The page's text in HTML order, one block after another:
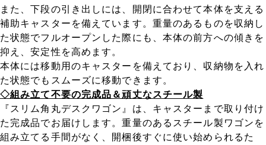
また、下段の引き出しには、開閉に合わせて本体を支える
補助キャスターを備えています。重量のあるものを収納し
た状態でフルオープンした際にも、本体の前方への傾きを
抑え、安定性を高めます。
本体には移動用のキャスターを備えており、収納物を入れ
た状態でもスムーズに移動できます。
◇組み立て不要の完成品＆頑丈なスチール製
『スリム角丸デスクワゴン』は、キャスターまで取り付け
た完成品でお届けします。重量のあるスチール製ワゴンを
組み立てる手間がなく、開梱後すぐに使い始められるた